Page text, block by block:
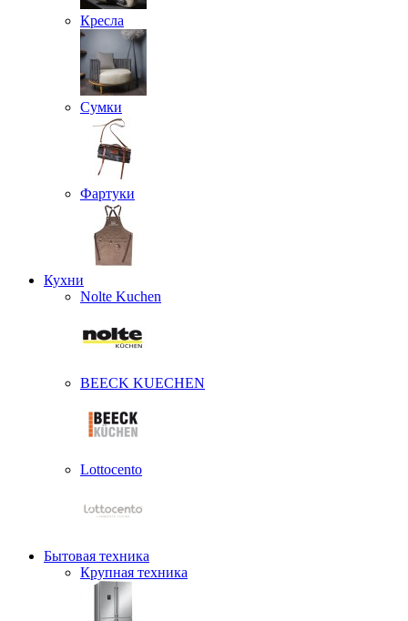
Кресла
Сумки
Фартуки
Кухни
Nolte Kuchen
BEECK KUECHEN
Lottocento
Бытовая техника
Крупная техника